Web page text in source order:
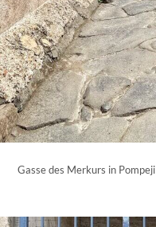
Gasse des Merkurs in Pompeji